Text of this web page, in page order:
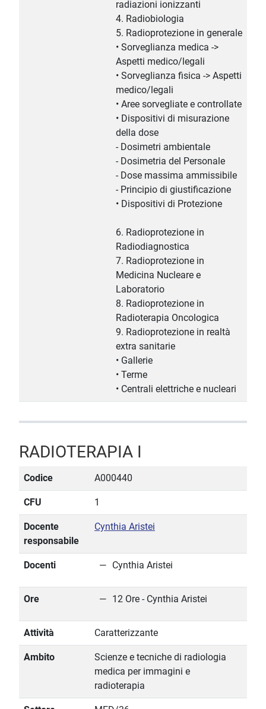
radiazioni ionizzanti
4. Radiobiologia
5. Radioprotezione in generale
• Sorveglianza medica ->
Aspetti medico/legali
• Sorveglianza fisica -> Aspetti
medico/legali
• Aree sorvegliate e controllate
• Dispositivi di misurazione
della dose
- Dosimetri ambientale
- Dosimetria del Personale
- Dose massima ammissibile
- Principio di giustificazione
• Dispositivi di Protezione
6. Radioprotezione in
Radiodiagnostica
7. Radioprotezione in
Medicina Nucleare e
Laboratorio
8. Radioprotezione in
Radioterapia Oncologica
9. Radioprotezione in realtà
extra sanitarie
• Gallerie
• Terme
• Centrali elettriche e nucleari
RADIOTERAPIA I
Codice A000440
CFU 1
Docente
responsabile
Cynthia Aristei
Docenti Cynthia Aristei
Ore 12 Ore - Cynthia Aristei
Attività Caratterizzante
Ambito
Scienze e tecniche di radiologia
medica per immagini e
radioterapia